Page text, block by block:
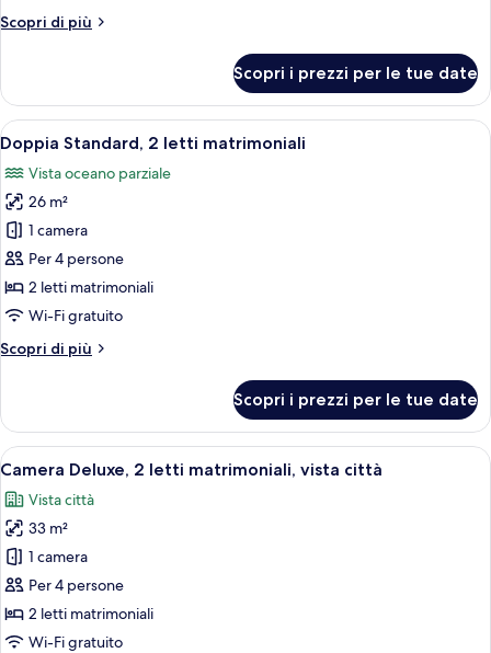
matrimoniali
Scopri di più
Altri
Standard,
letti
matrimoniali
Scopri i prezzi per le tue date
Apri
tutte
le
foto
per
Doppia
Standard,
2
matrimoniali
Una camera d'albergo con due letti,
6
Doppia Standard, 2 letti matrimoniali
Vista oceano parziale
26 m²
1 camera
Per 4 persone
2 letti matrimoniali
Wi-Fi gratuito
Scopri di più
Altri
Standard,
letti
Scopri i prezzi per le tue date
Apri
tutte
le
foto
per
Camera
Deluxe,
2
Una camera d'albergo con due letti,
5
Camera Deluxe, 2 letti matrimoniali, vista città
Vista città
33 m²
1 camera
Per 4 persone
2 letti matrimoniali
Wi-Fi gratuito